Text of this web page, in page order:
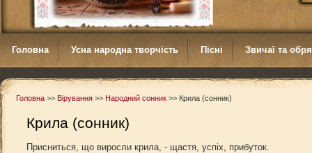
Головна Усна народна творчість Пісні Звичаї та
Головна >> Вірування >> Народний сонник >> Крила (сонник)
Крила (сонник)
Присниться, що виросли крила, - щастя, успіх, прибуток.